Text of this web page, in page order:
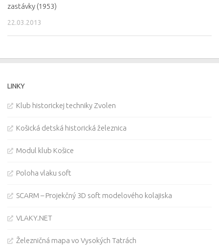
zastávky (1953)
22.03.2013
LINKY
Klub historickej techniky Zvolen
Košická detská historická železnica
Modul klub Košice
Poloha vlaku soft
SCARM – Projekčný 3D soft modelového kolajiska
VLAKY.NET
Železničná mapa vo Vysokých Tatrách